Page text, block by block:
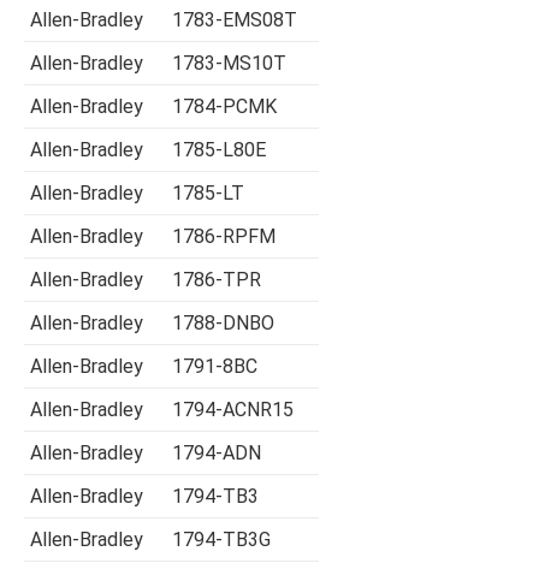
Allen-Bradley
1783-EMS08T
Allen-Bradley
1783-MS10T
Allen-Bradley
1784-PCMK
Allen-Bradley
1785-L80E
Allen-Bradley
1785-LT
Allen-Bradley
1786-RPFM
Allen-Bradley
1786-TPR
Allen-Bradley
1788-DNBO
Allen-Bradley
1791-8BC
Allen-Bradley
1794-ACNR15
Allen-Bradley
1794-ADN
Allen-Bradley
1794-TB3
Allen-Bradley
1794-TB3G